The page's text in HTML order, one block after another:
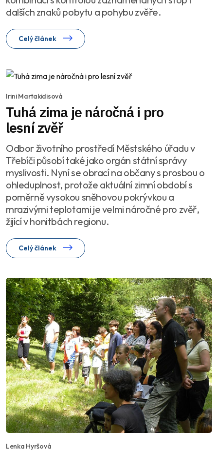
dalších znaků pobytu a pohybu zvěře.
Celý článek
Irini Martakidisová
Tuhá zima je náročná i pro
lesní zvěř
Odbor životního prostředí Městského úřadu v
Třebíči působí také jako orgán státní správy
myslivosti. Nyní se obrací na občany s prosbou o
ohleduplnost, protože aktuální zimní období s
poměrně vysokou sněhovou pokrývkou a
mrazivými teplotami je velmi náročné pro zvěř,
žijící v honitbách regionu.
Celý článek
Lenka Hyršová